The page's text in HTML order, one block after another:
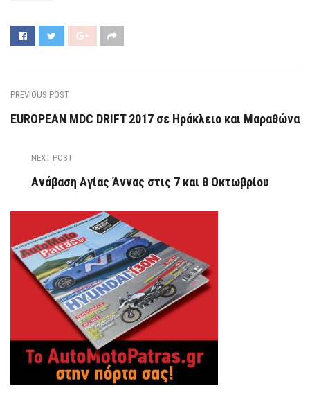
PREVIOUS POST
EUROPEAN MDC DRIFT 2017 σε Ηράκλειο και Μαραθώνα
NEXT POST
Ανάβαση Αγίας Άννας στις 7 και 8 Οκτωβρίου